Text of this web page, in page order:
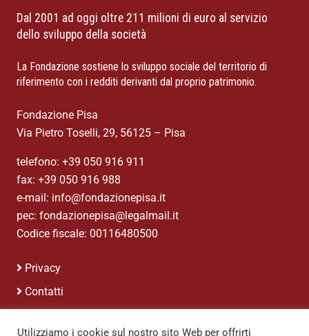
Dal 2001 ad oggi oltre 211 milioni di euro al servizio
dello sviluppo della società
La Fondazione sostiene lo sviluppo sociale del territorio di
riferimento con i redditi derivanti dal proprio patrimonio.
Fondazione Pisa
Via Pietro Toselli, 29, 56125 – Pisa
telefono: +39 050 916 911
fax: +39 050 916 988
e-mail: info@fondazionepisa.it
pec: fondazionepisa@legalmail.it
Codice fiscale: 00116480500
Privacy
Contatti
Utilizziamo i cookie sul nostro sito Web per offrirti